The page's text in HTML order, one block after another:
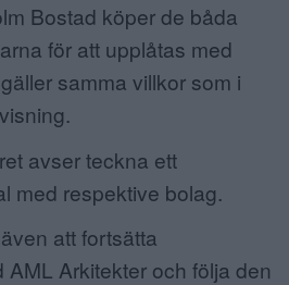
Bostad köper de båda
för att upplåtas med
samma villkor som i
avser teckna ett
med respektive bolag.
att fortsätta
Arkitekter och följa den